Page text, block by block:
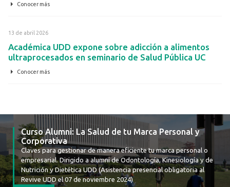
Conocer más
13 de abril 2026
Académica UDD expone sobre adicción a alimentos
ultraprocesados en seminario de Salud Pública UC
Conocer más
Curso Alumni: La Salud de tu Marca Personal y
Corporativa
Claves para gestionar de manera eficiente tu marca personal o
empresarial. Dirigido a alumni de Odontología, Kinesiología y de
Nutrición y Dietética UDD (Asistencia presencial obligatoria al
Revive UDD el 07 de noviembre 2024)